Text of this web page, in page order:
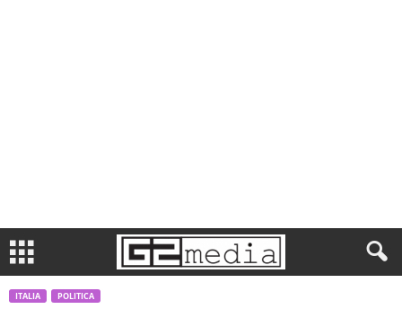
ITALIA POLITICA